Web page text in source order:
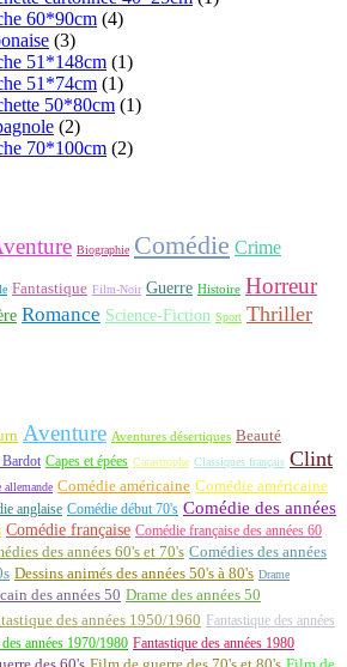
60*90cm (4)
(3)
51*148cm (1)
51*74cm (1)
50*80cm (1)
(2)
70*100cm (2)
Biographie Comédie Crime
Fantastique Film-Noir Guerre Histoire Horreur
Romance Science-Fiction Sport Thriller
Aventure Aventures désertiques Beauté
Capes et épées Catastrophe Classiques français Clint
allemande Comédie américaine Comédie américaine
anglaise Comédie début 70's Comédie des années
Comédie française Comédie française des années 60
des années 60's et 70's Comédies des années
Dessins animés des années 50's à 80's Drame
des années 50 Drame des années 50
des années 1950/1960 Fantastique des années
années 1970/1980 Fantastique des années 1980